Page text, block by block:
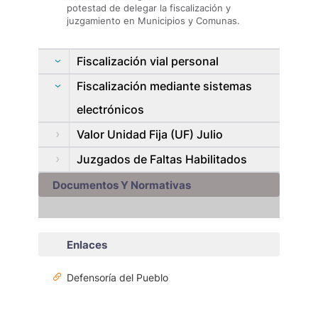
potestad de delegar la fiscalización y
juzgamiento en Municipios y Comunas.
Fiscalización vial personal
Fiscalización mediante sistemas
electrónicos
Valor Unidad Fija (UF) Julio
Juzgados de Faltas Habilitados
Documentos Y Normativas
Enlaces
Defensoría del Pueblo